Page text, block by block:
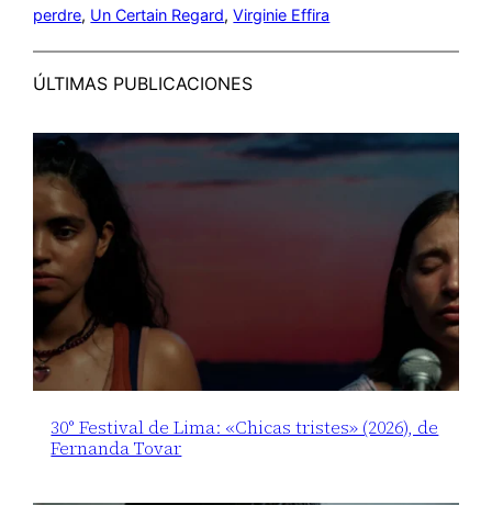
perdre, Un Certain Regard, Virginie Effira
ÚLTIMAS PUBLICACIONES
30° Festival de Lima: «Chicas tristes» (2026), de
Fernanda Tovar